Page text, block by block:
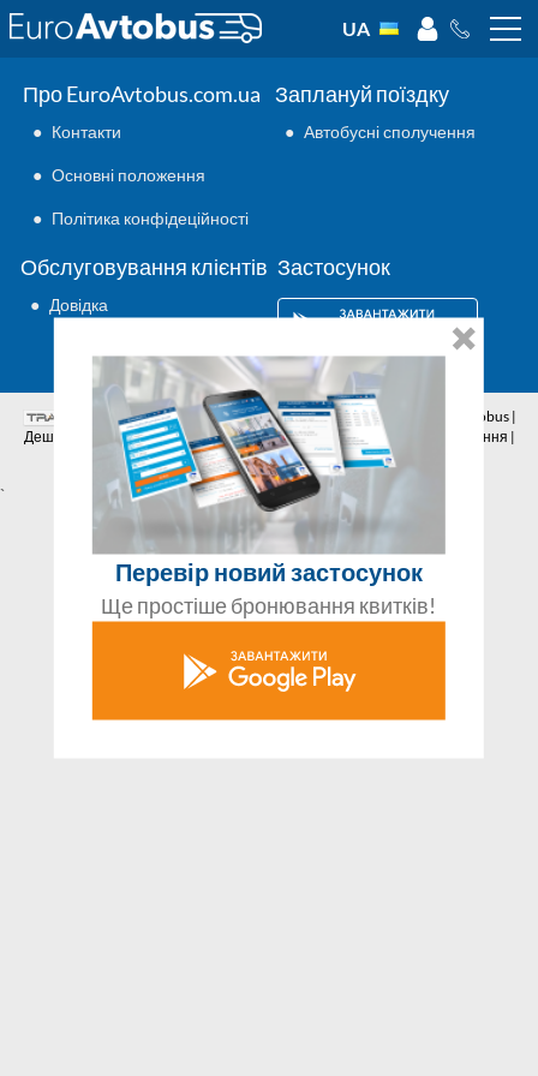
UA
Про EuroAvtobus.com.ua
● Контакти
● Основні положення
● Політика конфідеційності
Заплануй поїздку
● Автобусні сполучення
Обслуговування клієнтів
● Довідка
Застосунок
Аутсорсинг ІТ © 2026 | Всі права захищено | EuroAvtobus |
Дешеві автобусні квитки онлайн | Внутрішні та міжнародні перевезення |
Автобусні сполучення | Подорожі автобусами
`
Перевір новий застосунок
Ще простіше бронювання квитків!